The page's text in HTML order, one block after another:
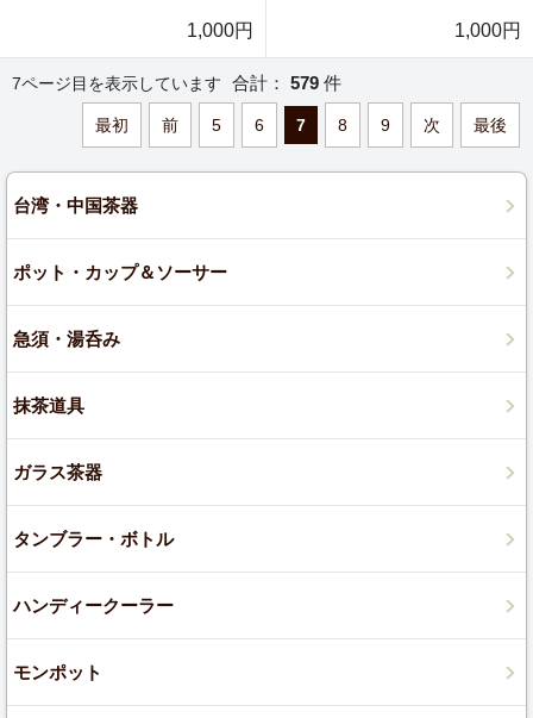
1,000円
1,000円
7ページ目を表示しています 合計： 579 件
最初 前 5 6 7 8 9 次 最後
台湾・中国茶器
ポット・カップ＆ソーサー
急須・湯呑み
抹茶道具
ガラス茶器
タンブラー・ボトル
ハンディークーラー
モンポット